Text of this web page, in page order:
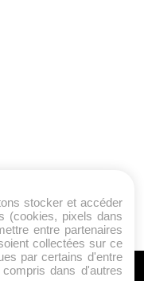
stocker et accéder
(cookies, pixels dans
entre partenaires
collectées sur ce
par certains d'entre
dans d'autres